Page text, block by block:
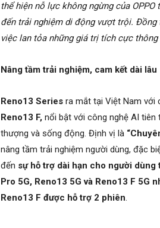
thể hiện nỗ lực không ngừng của
đến trải nghiệm di động vượt trội. Đồng
việc lan tỏa những giá trị tích cực thông
Nâng tầm trải nghiệm, cam kết dài lâu
Reno13 Series ra mắt tại Việt Nam với
Reno13 F, nổi bật với công nghệ AI tiên
thượng và sống động. Định vị là
nâng tầm trải nghiệm người dùng, đặc
đến sự hỗ trợ dài hạn cho người dùng
Pro 5G, Reno13 5G và Reno13 F 5G
Reno13 F được hỗ trợ 2 phiên.